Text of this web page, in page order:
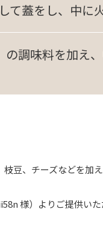
て蓋をし、中に
の調味料を加え
豆、チーズなどを加
様）よりご提供いた